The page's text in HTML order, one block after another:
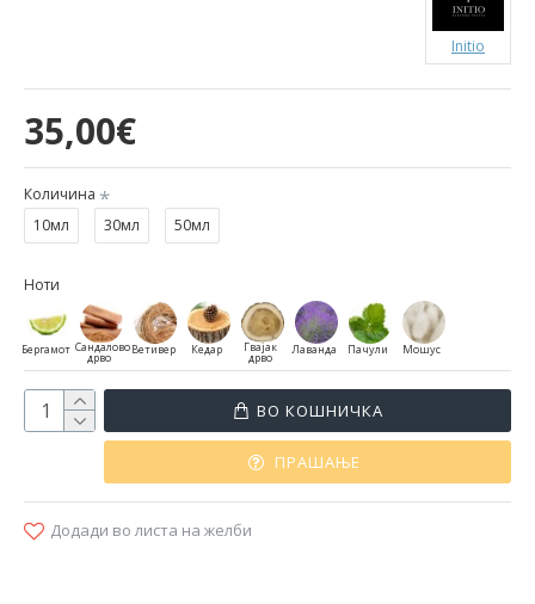
35,00€
Initio
Количина
10мл
30мл 50мл
Ноти
Бергамот Сандалово
дрво
Ветивер Кедар Гвајак
дрво
Лаванда Пачули Мошус
ВО КОШНИЧКА
ПРАШАЊЕ
Додади во листа на желби